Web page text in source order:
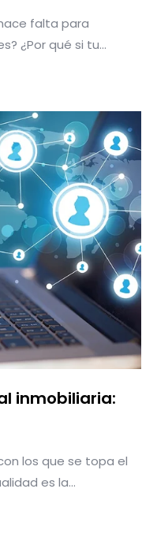
falta para
¿Por qué si tu...
inmobiliaria:
los que se topa el
es la...